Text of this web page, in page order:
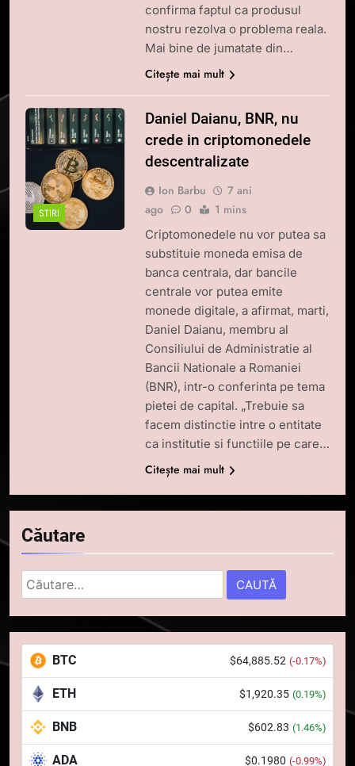
confirma faptul ca produsul
nostru rezolva o problema reala.
Mai bine de jumatate din…
Citește mai mult
STIRI
Daniel Daianu, BNR, nu
crede in criptomonedele
descentralizate
Ion Barbu
7 ani
ago
0 1 mins
Criptomonedele nu vor putea sa
substituie moneda emisa de
banca centrala, dar bancile
centrale vor putea emite
monede digitale, a afirmat, marti,
Daniel Daianu, membru al
Consiliului de Administratie al
Bancii Nationale a Romaniei
(BNR), intr-o conferinta pe tema
pietei de capital. „Trebuie sa
facem distinctie intre o entitate
ca institutie si functiile pe care…
Citește mai mult
Căutare
Caută
după:
BTC $64,885.52 (-0.17%)
ETH $1,920.35 (0.19%)
BNB $602.83 (1.46%)
ADA $0.1980 (-0.99%)
5
Squid a strâns 6 milioane de
pierdut jumătate din aceștia
într-un atac cibernetic în mai
puțin de 24 de ore
STIRI
6
Banii digitali și arhitectura
încrederii: O nouă viziune asupra
banilor în era digitală